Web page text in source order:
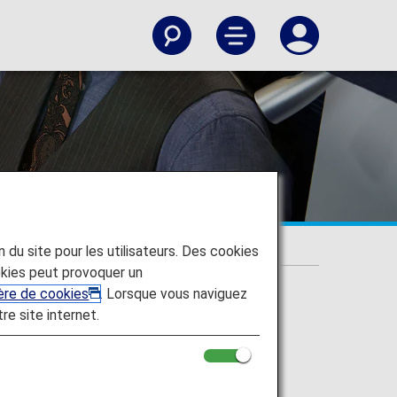
site pour les utilisateurs. Des cookies
peut provoquer un
de cookies
. Lorsque vous naviguez
site internet.